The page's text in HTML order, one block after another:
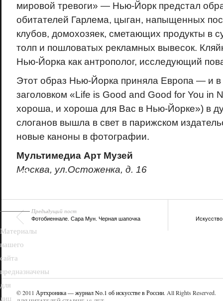
мировой тревоги» — Нью-Йорк предстал
обитателей Гарлема, цыган, напыщенных
клубов, домохозяек, сметающих продукты в
толп и пошловатых рекламных вывесок.
Нью-Йорка как антрополог, исследующий
Этот образ Нью-Йорка приняла Европа — и в
заголовком «Life is Good and Good for You in
хороша, и хороша для Вас в Нью-Йорке») в
слоганов вышла в свет в парижском
новые каноны в фотографии.
Мультимедиа Арт Музей
Москва, ул.Остоженка, д. 16
Предыдущий пост
Фотобиеннале. Сара Мун. Черная шапочка
© 2011 Артхроника — журнал No.1 об искусстве в России. All Rights Reserved.
18+
Материалы
нашего
сайта
предназначены
для
лиц